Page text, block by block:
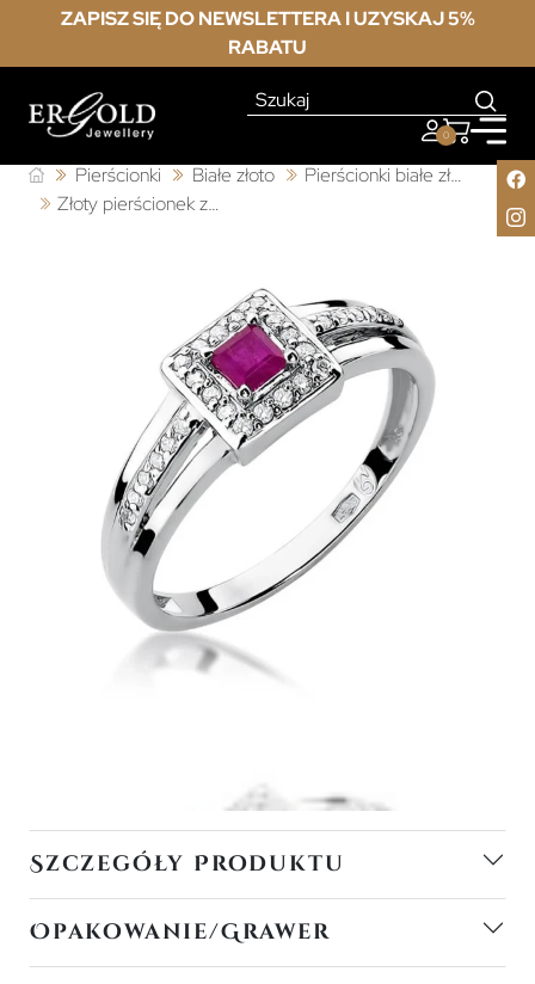
ZAPISZ SIĘ DO NEWSLETTERA I UZYSKAJ 5%
RABATU
0
Pierścionki Białe złoto
Pierścionki białe złoto z rubinem
Złoty pierścionek z rubinem białe złoto 0,20ct
Szczegóły Produktu
Opakowanie/Grawer